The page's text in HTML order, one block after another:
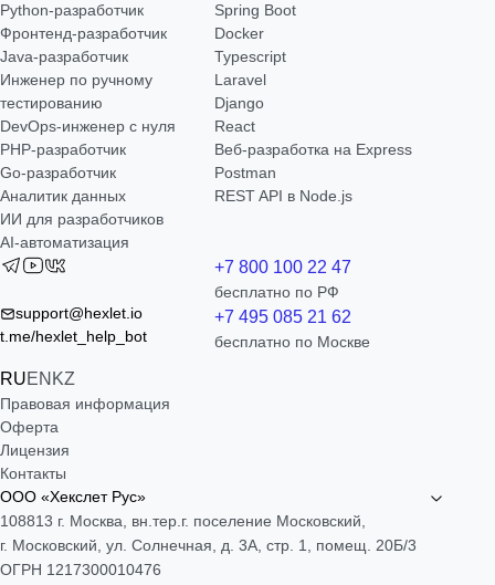
Python-разработчик
Фронтенд-разработчик
Java-разработчик
Инженер по ручному
тестированию
DevOps-инженер с нуля
РНР-разработчик
Go-разработчик
Аналитик данных
ИИ для разработчиков
AI-автоматизация
Spring Boot
Docker
Typescript
Laravel
Django
React
Веб-разработка на Express
Postman
REST API в Node.js
support@hexlet.io
t.me/hexlet_help_bot
RUEN KZ
+7 800 100 22 47
бесплатно по РФ
+7 495 085 21 62
бесплатно по Москве
Правовая информация
Оферта
Лицензия
Контакты
ООО «Хекслет Рус»
108813 г. Москва, вн.тер.г. поселение Московский,
г. Московский, ул. Солнечная, д. 3А, стр. 1, помещ. 20Б/3
ОГРН 1217300010476